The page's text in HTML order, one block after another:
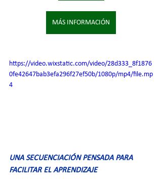
MÁS INFORMACIÓN
https://video.wixstatic.com/video/28d333_8f1876
0fe42647bab3efa296f27ef50b/1080p/mp4/file.mp
4
UNA SECUENCIACIÓN PENSADA PARA
FACILITAR EL APRENDIZAJE